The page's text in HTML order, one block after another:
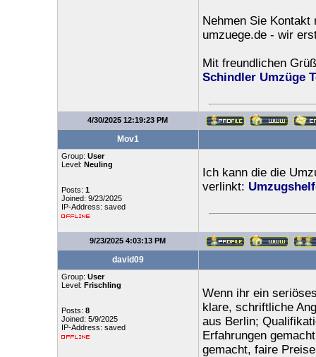
Nehmen Sie
umzuege.de - wir
Mit freundlichen
Schindler Umzüge
4/30/2025 12:19:23 PM
Mov1
Group: User
Level: Neuling
Posts: 1
Joined: 9/23/2025
IP-Address: saved
Ich kann die die
verlinkt:
9/23/2025 4:03:13 PM
david09
Group: User
Level: Frischling
Posts: 8
Joined: 5/9/2025
IP-Address: saved
Wenn ihr ein
klare, schriftliche
aus Berlin;
Erfahrungen
gemacht, faire